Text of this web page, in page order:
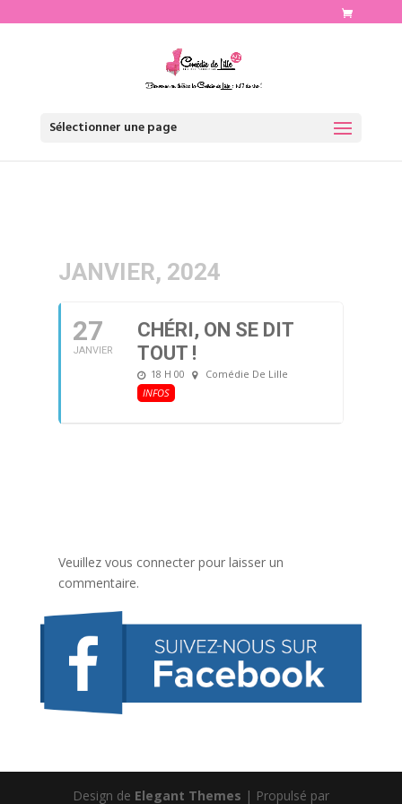
Sélectionner une page
JANVIER, 2024
27
JANVIER
CHÉRI, ON SE DIT
TOUT !
18 H 00
Comédie De Lille
INFOS
Veuillez vous connecter pour laisser un
commentaire.
Design de Elegant Themes | Propulsé par